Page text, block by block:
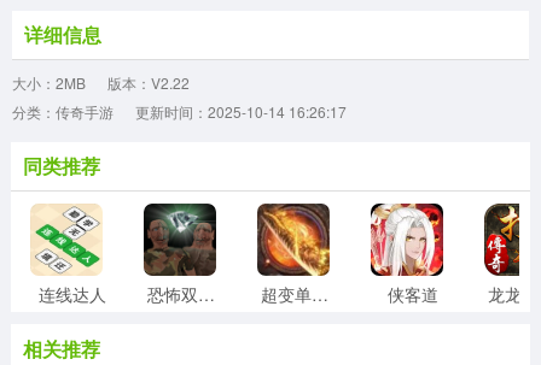
详细信息
大小：2MB
版本：V2.22
分类：传奇手游
更新时间：2025-10-14 16:26:17
同类推荐
连线达人 恐怖双胞胎 超变单职业 侠客道
相关推荐